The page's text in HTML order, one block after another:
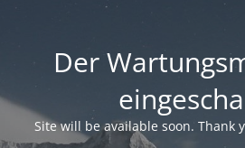
Der
Site will be available soon. Thank